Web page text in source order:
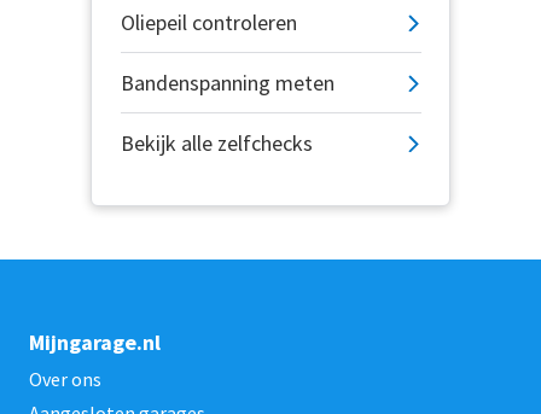
Oliepeil controleren
Bandenspanning meten
Bekijk alle zelfchecks
Mijngarage.nl
Over ons